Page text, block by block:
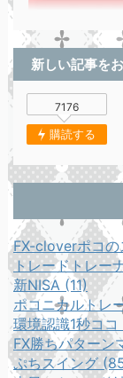
新しい記事を
7176
購読する
FX-cloverポコ
トレードトレー
新NISA (11)
ポコニカルトレ
環境認識1秒コ
FX勝ちパター
ぷちスイング